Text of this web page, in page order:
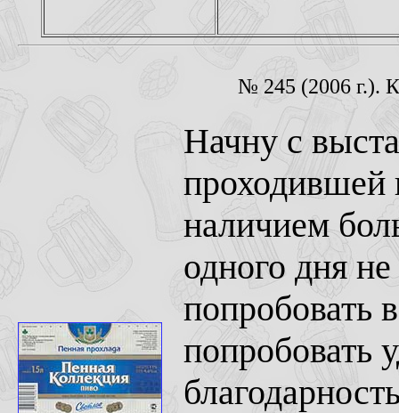
№ 245 (2006 г.).
Начну с
наличием
одного дня
попробовать
попробовать